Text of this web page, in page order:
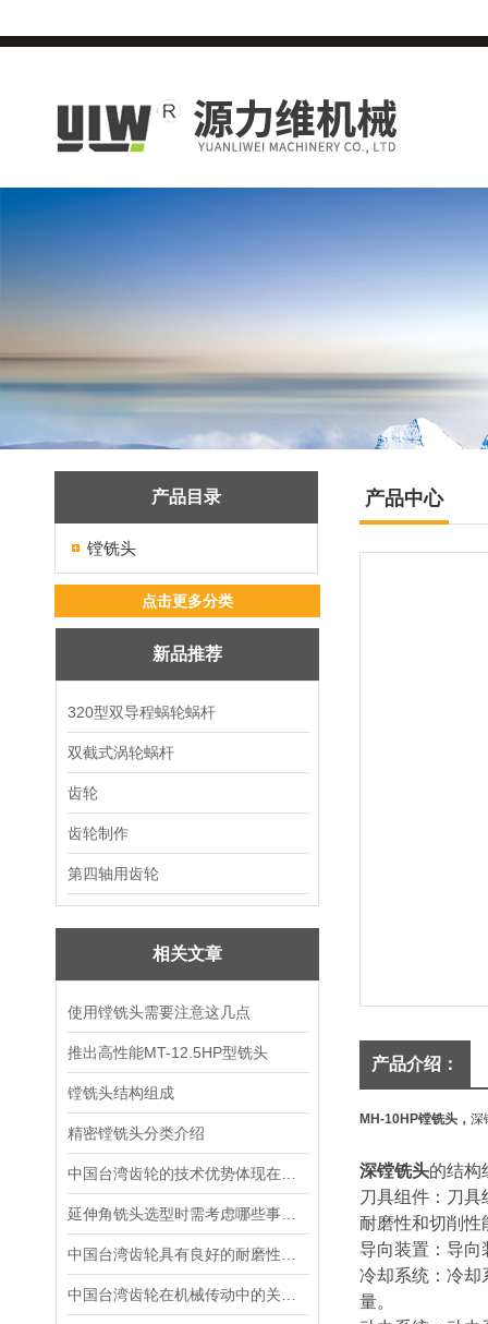
产品目录
镗铣头
点击更多分类
新品推荐
320型双导程蜗轮蜗杆
双截式涡轮蜗杆
齿轮
齿轮制作
第四轴用齿轮
相关文章
使用镗铣头需要注意这几点
推出高性能MT-12.5HP型铣头
镗铣头结构组成
精密镗铣头分类介绍
产品中心
产品介绍：
MH-10HP镗铣头， 深
深镗铣头的结
刀具组件：刀
耐磨性和切削
导向装置：导
冷却系统：冷却
量。